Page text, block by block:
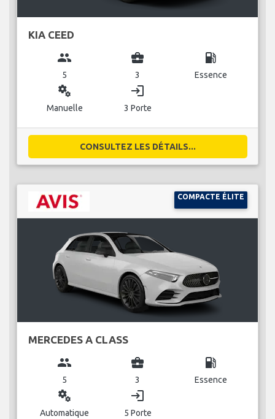
KIA CEED
group
5
business_center
3
local_gas_station
Essence
miscellaneous_services
Manuelle
login
3 Porte
CONSULTEZ LES DÉTAILS...
COMPACTE ÉLITE
MERCEDES A CLASS
group
5
business_center
3
local_gas_station
Essence
miscellaneous_services
Automatique
login
5 Porte